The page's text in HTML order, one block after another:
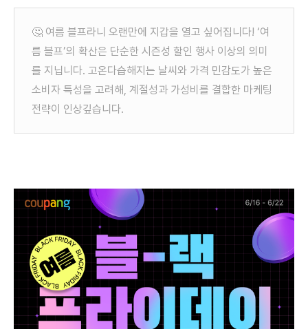
🤔 여름 블프라니 오랜만에 지갑을 열고 싶어집니다! ‘여
름 블프’의 확산은 단순한 시즌성 할인 행사 이상의 의미
를 지닙니다. 고온다습해지는 날씨와 가격 민감도가 높은
소비자 특성을 고려해, 계절성과 가성비를 결합한 마케팅
전략이 인상깊습니다.